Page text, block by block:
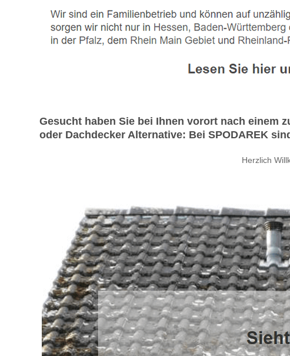
Gesucht haben Sie bei Ihnen vorort nach einem
oder Dachdecker Alternative: Bei SPODAREK
Herzlich